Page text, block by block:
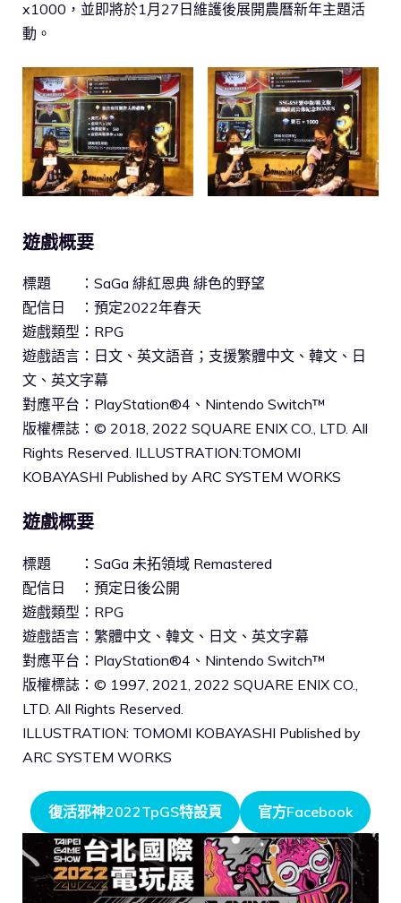
x1000，並即將於1月27日維護後展開農曆新年主題活
動。
遊戲概要
標題 ：SaGa 緋紅恩典 緋色的野望
配信日 ：預定2022年春天
遊戲類型：RPG
遊戲語言：日文、英文語音；支援繁體中文、韓文、日
文、英文字幕
對應平台：PlayStation®4、Nintendo Switch™
版權標誌：© 2018, 2022 SQUARE ENIX CO., LTD. All
Rights Reserved. ILLUSTRATION:TOMOMI
KOBAYASHI Published by ARC SYSTEM WORKS
遊戲概要
標題 ：SaGa 未拓領域 Remastered
配信日 ：預定日後公開
遊戲類型：RPG
遊戲語言：繁體中文、韓文、日文、英文字幕
對應平台：PlayStation®4、Nintendo Switch™
版權標誌：© 1997, 2021, 2022 SQUARE ENIX CO.,
LTD. All Rights Reserved.
ILLUSTRATION: TOMOMI KOBAYASHI Published by
ARC SYSTEM WORKS
復活邪神2022TpGS特設頁 官方Facebook